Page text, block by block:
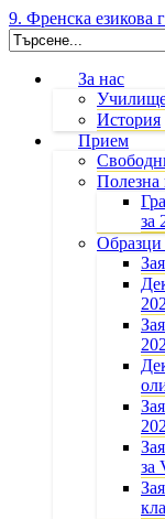
9. Френска езикова
Search
for:
За нас
История
Прием
за
Образци
за